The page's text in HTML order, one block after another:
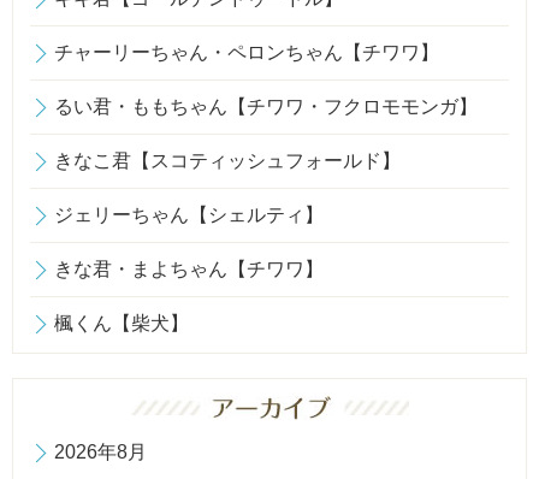
チャーリーちゃん・ペロンちゃん【チワワ】
るい君・ももちゃん【チワワ・フクロモモンガ】
きなこ君【スコティッシュフォールド】
ジェリーちゃん【シェルティ】
きな君・まよちゃん【チワワ】
楓くん【柴犬】
2026年8月